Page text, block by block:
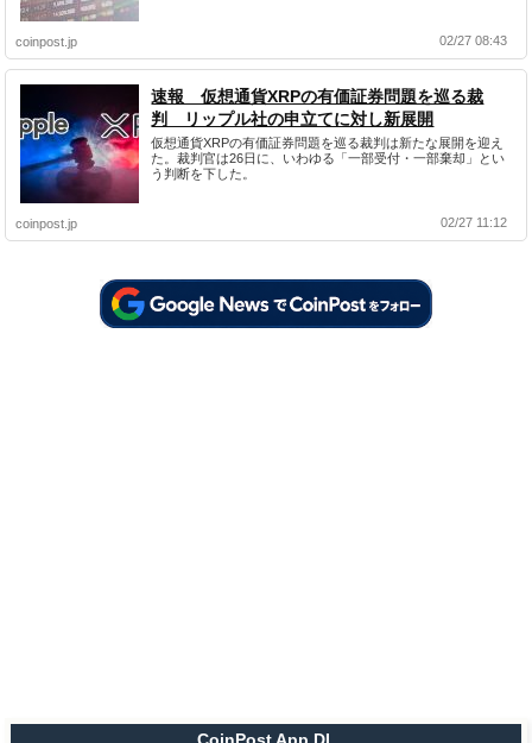
coinpost.jp 02/27 08:43
速報 仮想通貨XRPの有価証券問題を巡る裁
判 リップル社の申立てに対し新展開
仮想通貨XRPの有価証券問題を巡る裁判は新たな展開を迎え
た。裁判官は26日に、いわゆる「一部受付・一部棄却」とい
う判断を下した。
coinpost.jp 02/27 11:12